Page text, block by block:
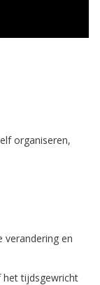
organiseren,
verandering en
het tijdsgewricht